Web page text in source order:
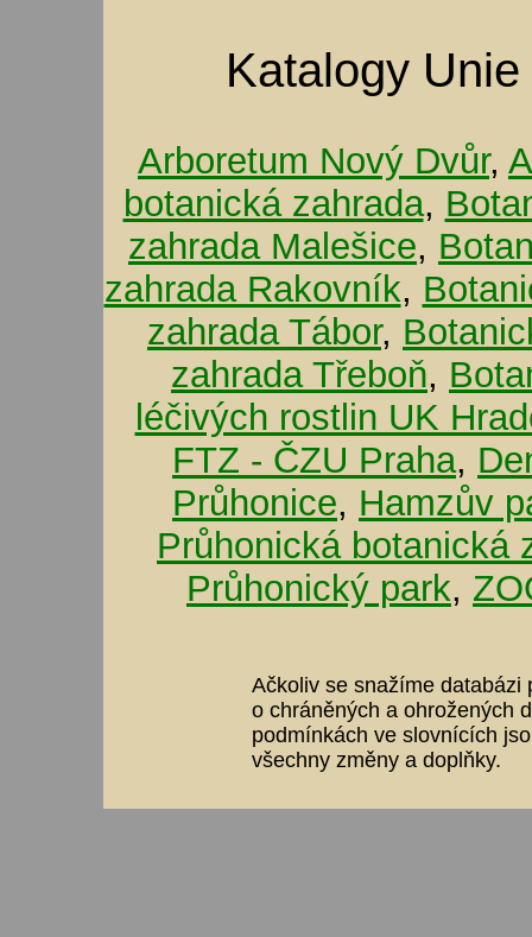
Katalogy
Arboretum Nový Dvůr,
botanická zahrada,
zahrada Malešice,
zahrada Rakovník,
zahrada Tábor,
zahrada Třeboň,
léčivých rostlin UK
FTZ - ČZU Praha,
Průhonice, Hamzův
Průhonická botanická
Průhonický park,
Ačkoliv se snažíme databázi
o chráněných a ohrožených
podmínkách ve slovnících
všechny změny a doplňky.